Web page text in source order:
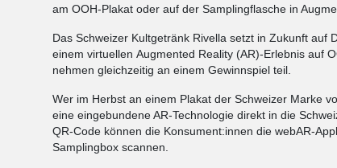
am OOH-Plakat oder auf der Samplingflasche in
Das Schweizer Kultgetränk Rivella setzt in Zukunft auf
einem virtuellen Augmented Reality (AR)-Erlebnis auf
nehmen gleichzeitig an einem Gewinnspiel teil.
Wer im Herbst an einem Plakat der Schweizer Marke
eine eingebundene AR-Technologie direkt in die
QR-Code können die Konsument:innen die webAR-
Samplingbox scannen.